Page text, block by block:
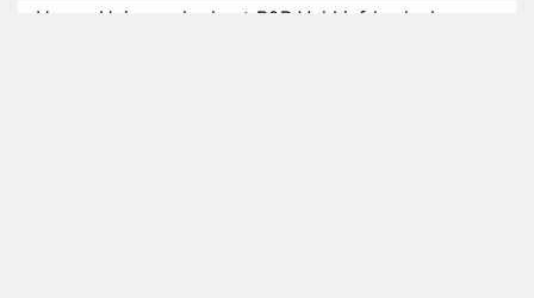
Henny Huisman herkent B&B Vol Liefde-deelnemer